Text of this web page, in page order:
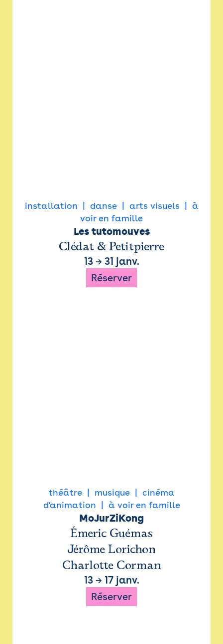
installation danse arts visuels
à
voir en famille
Les tutomouves
Clédat & Petitpierre
13→ 31 janv.
Réserver
théâtre musique
cinéma
d'animation
à voir en famille
MoJurZiKong
Émeric Guémas
Jérôme Lorichon
Charlotte Corman
13→ 17 janv.
Réserver